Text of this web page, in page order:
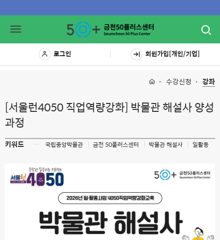
Toggle
로그인 회원가입[개인/기업]
수강신청 강좌
[서울런4050 직업역량강화] 박물관 해설사 양성
과정
키워드 ㅡ 국립중앙박물관 금천 50플러스센터 박물관 해설사 일활동